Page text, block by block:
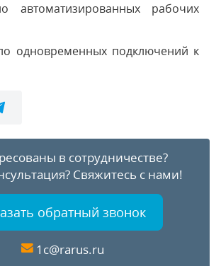
автоматизированных рабочих
одновременных подключений к
в сотрудничестве?
Свяжитесь с нами!
обратный звонок
1c@rarus.ru